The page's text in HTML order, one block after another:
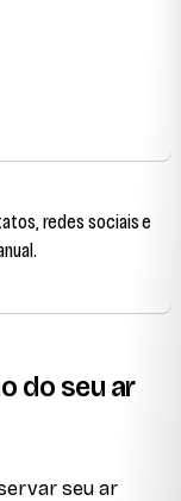
redes sociais e
do seu ar
seu ar